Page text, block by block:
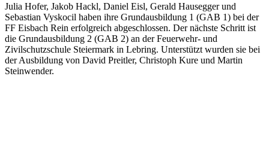
Julia Hofer, Jakob Hackl, Daniel Eisl, Gerald Hausegger und
Sebastian Vyskocil haben ihre Grundausbildung 1 (GAB 1) bei der
FF Eisbach Rein erfolgreich abgeschlossen. Der nächste Schritt ist
die Grundausbildung 2 (GAB 2) an der Feuerwehr- und
Zivilschutzschule Steiermark in Lebring. Unterstützt wurden sie bei
der Ausbildung von David Preitler, Christoph Kure und Martin
Steinwender.